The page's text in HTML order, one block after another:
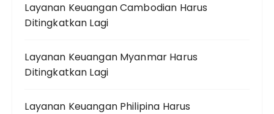
Layanan Keuangan Cambodian Harus
Ditingkatkan Lagi
Layanan Keuangan Myanmar Harus
Ditingkatkan Lagi
Layanan Keuangan Philipina Harus